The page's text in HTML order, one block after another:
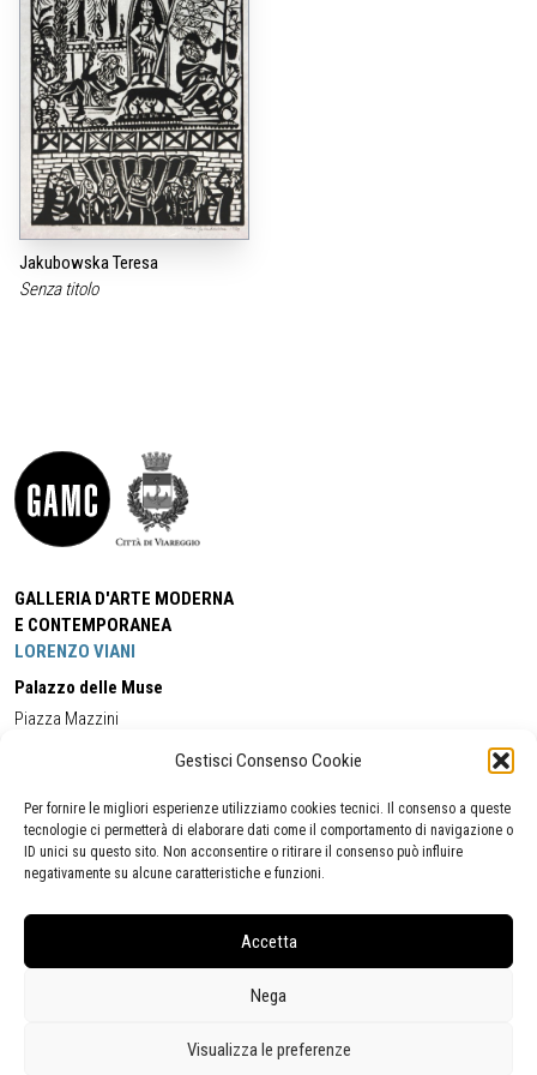
Gestisci Consenso Cookie
Per fornire le migliori esperienze utilizziamo cookies tecnici. Il consenso a queste
tecnologie ci permetterà di elaborare dati come il comportamento di navigazione o
ID unici su questo sito. Non acconsentire o ritirare il consenso può influire
negativamente su alcune caratteristiche e funzioni.
Accetta
Nega
Visualizza le preferenze
Jakubowska Teresa
Senza titolo
GALLERIA D'ARTE MODERNA
E CONTEMPORANEA
LORENZO VIANI
Palazzo delle Muse
Piazza Mazzini
Cell:+39 338 5714978 (orario apertura Galleria)
Tel:
+39 0584 944580
(orario 09.00/13.00)
Email:gamc@comune.viareggio.lu.it
Segnalazione di inaccessibilità